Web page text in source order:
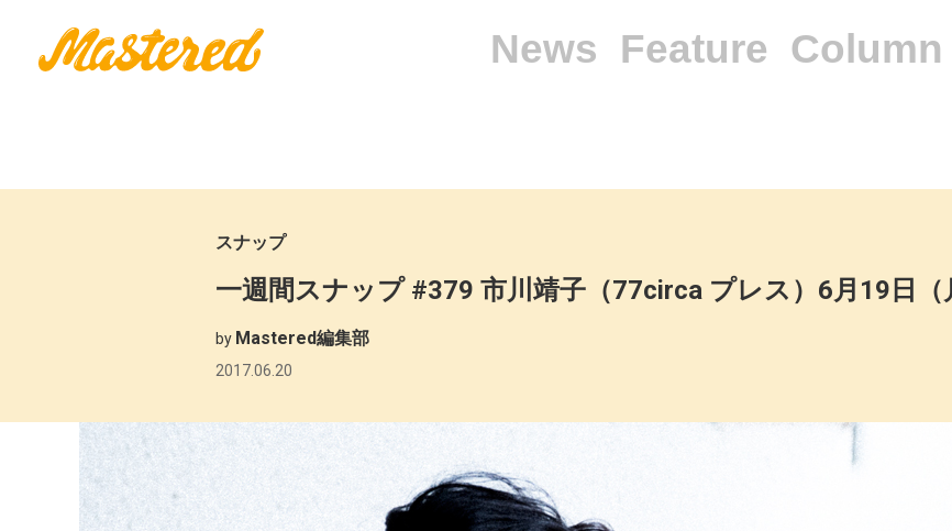
News Feature Column
スナップ
一週間スナップ #379 市川靖子（77circa プレス）6月19日（
by Mastered編集部
2017.06.20